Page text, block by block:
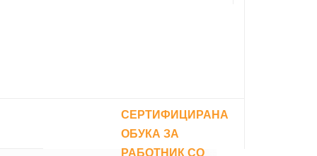
СЕРТИФИЦИРАНА
ОБУКА ЗА